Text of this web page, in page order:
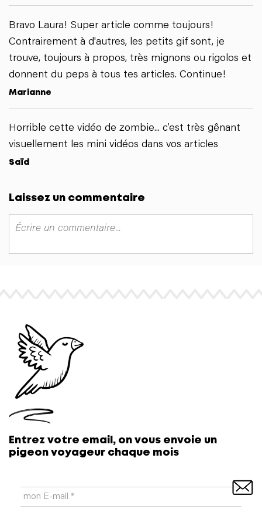
Bravo Laura! Super article comme toujours!
Contrairement à d'autres, les petits gif sont, je
trouve, toujours à propos, très mignons ou rigolos et
donnent du peps à tous tes articles. Continue!
Marianne
Horrible cette vidéo de zombie... c’est très gênant
visuellement les mini vidéos dans vos articles
Saïd
Laissez un commentaire
Pour contrer les petits robots spammeurs, merci de
recopier :je ne suis pas un robot
Oui, ajoutez-moi à votre liste de diffusion.
Entrez votre email, on vous envoie un
pigeon voyageur chaque mois